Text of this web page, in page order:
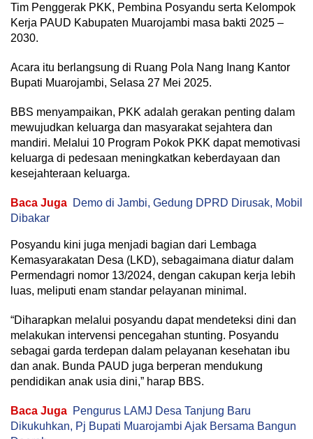
Tim Penggerak PKK, Pembina Posyandu serta Kelompok
Kerja PAUD Kabupaten Muarojambi masa bakti 2025 –
2030.
Acara itu berlangsung di Ruang Pola Nang Inang Kantor
Bupati Muarojambi, Selasa 27 Mei 2025.
BBS menyampaikan, PKK adalah gerakan penting dalam
mewujudkan keluarga dan masyarakat sejahtera dan
mandiri. Melalui 10 Program Pokok PKK dapat memotivasi
keluarga di pedesaan meningkatkan keberdayaan dan
kesejahteraan keluarga.
Baca Juga Demo di Jambi, Gedung DPRD Dirusak, Mobil
Dibakar
Posyandu kini juga menjadi bagian dari Lembaga
Kemasyarakatan Desa (LKD), sebagaimana diatur dalam
Permendagri nomor 13/2024, dengan cakupan kerja lebih
luas, meliputi enam standar pelayanan minimal.
“Diharapkan melalui posyandu dapat mendeteksi dini dan
melakukan intervensi pencegahan stunting. Posyandu
sebagai garda terdepan dalam pelayanan kesehatan ibu
dan anak. Bunda PAUD juga berperan mendukung
pendidikan anak usia dini,” harap BBS.
Baca Juga Pengurus LAMJ Desa Tanjung Baru
Dikukuhkan, Pj Bupati Muarojambi Ajak Bersama Bangun